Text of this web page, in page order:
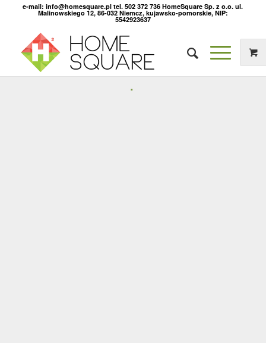
e-mail: info@homesquare.pl tel. 502 372 736 HomeSquare Sp. z o.o. ul.
Malinowskiego 12, 86-032 Niemcz, kujawsko-pomorskie, NIP:
5542923637